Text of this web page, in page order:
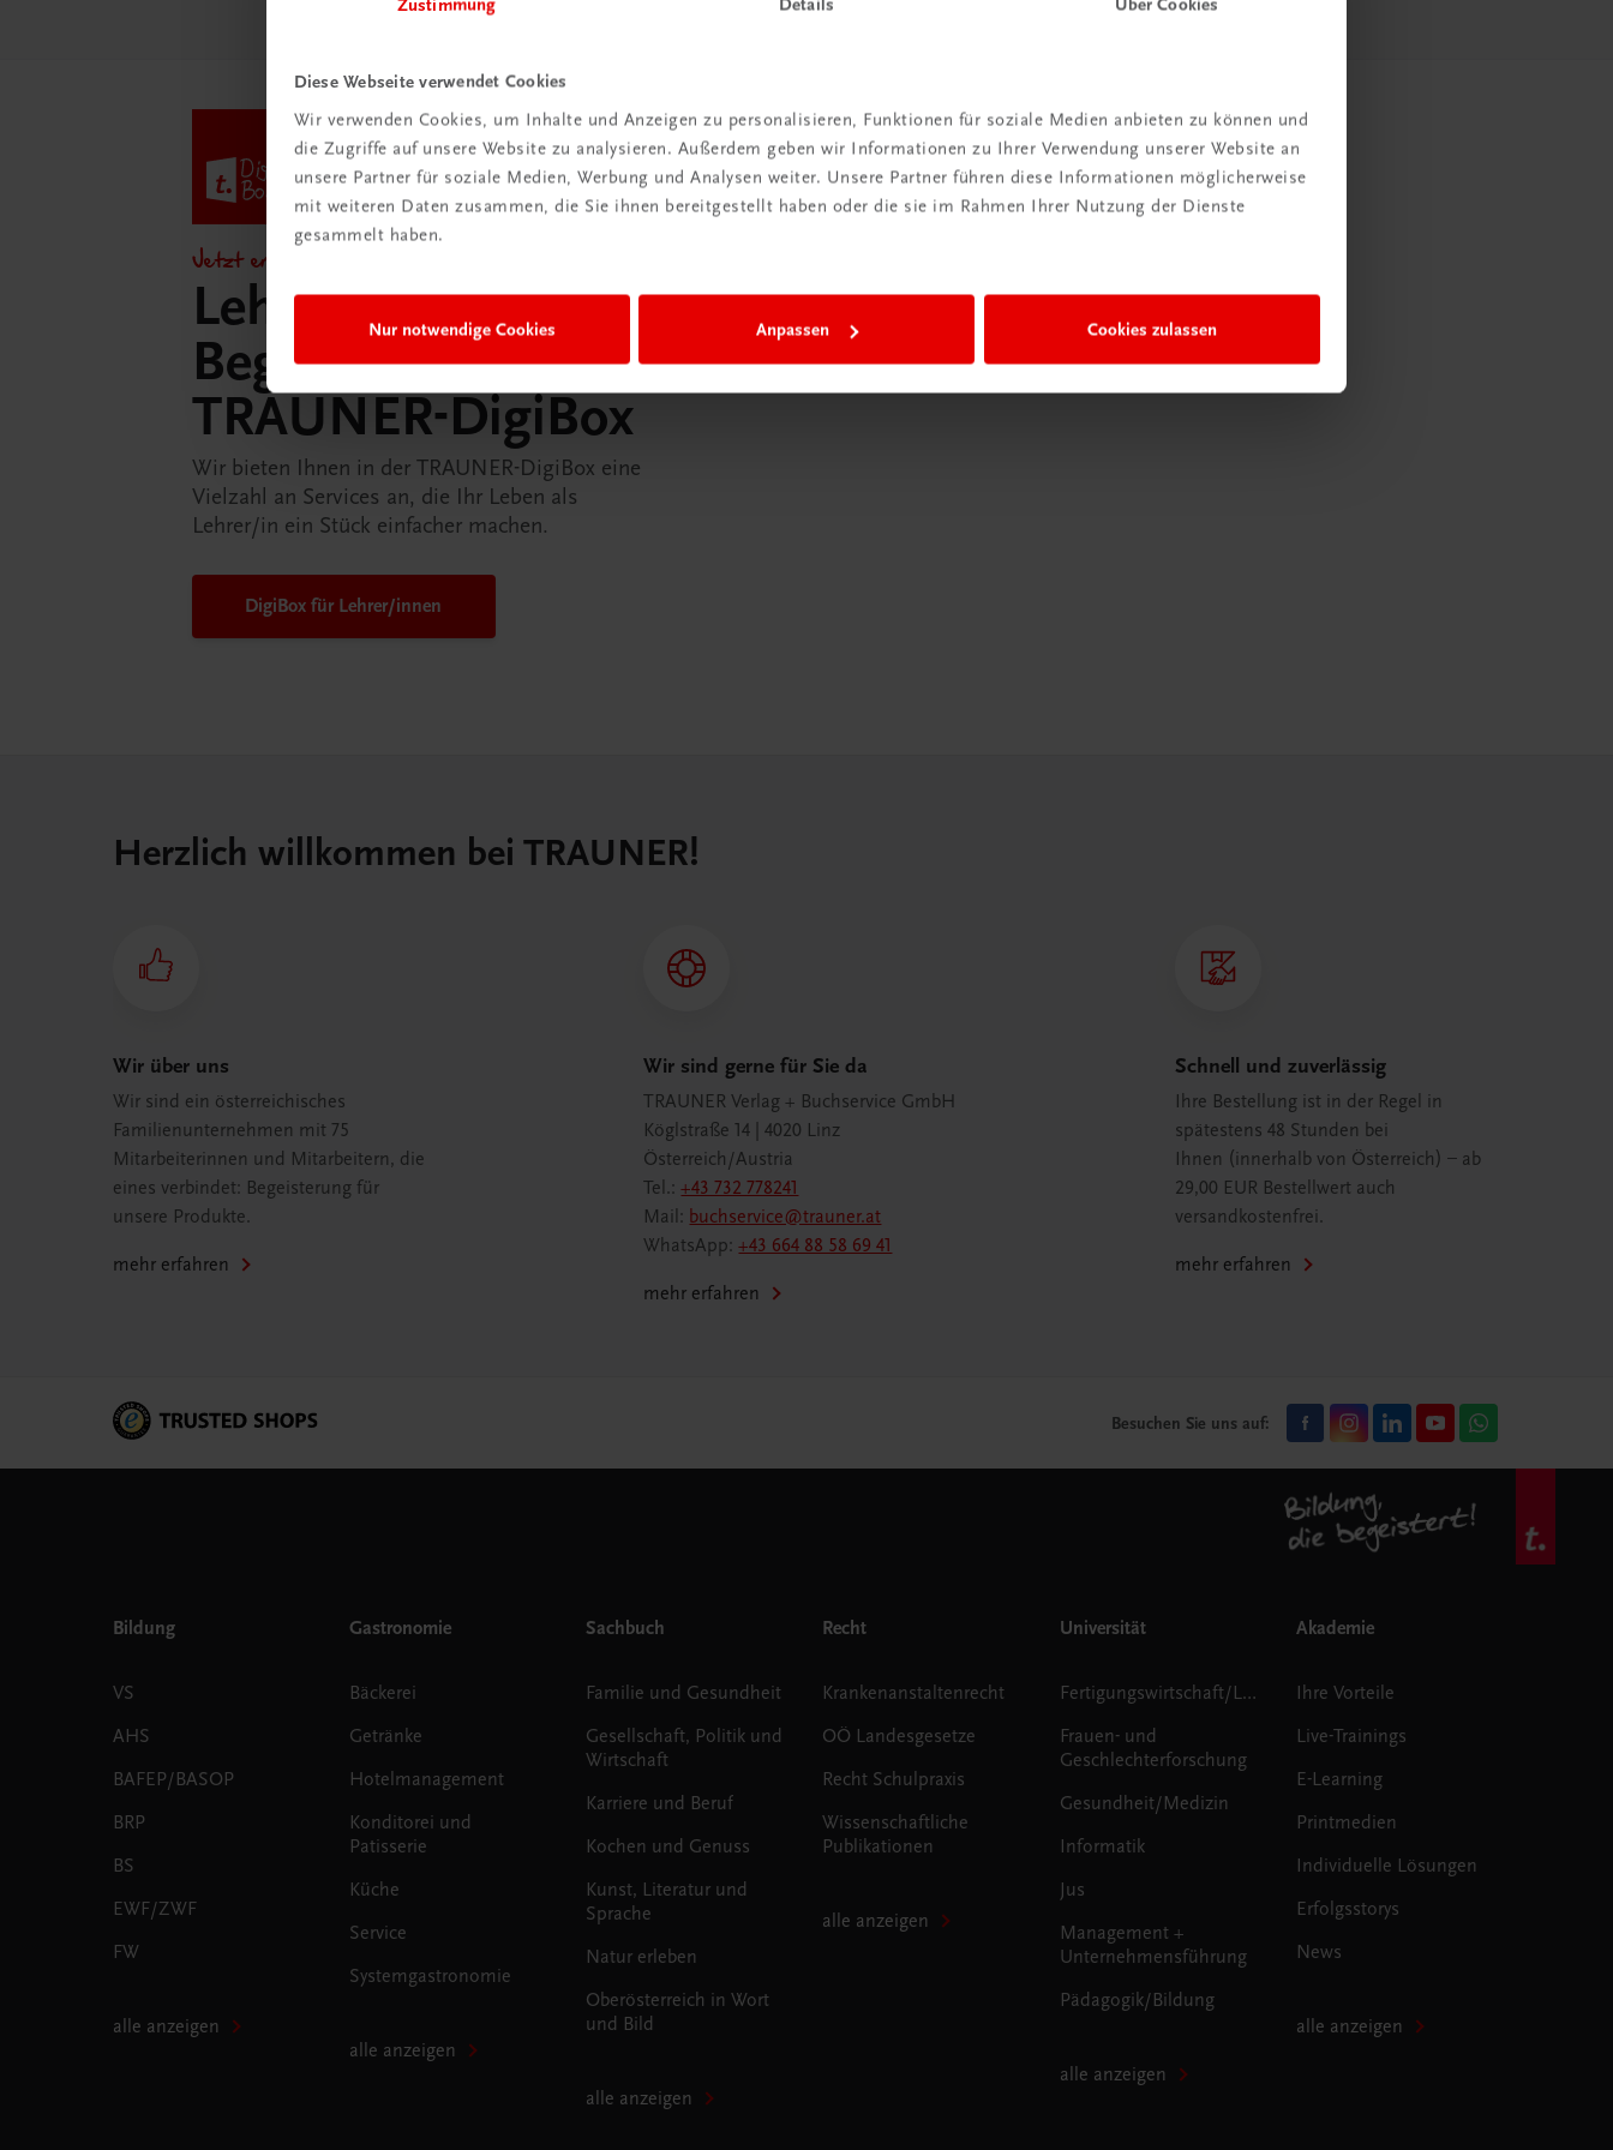
Diese Webseite verwendet Cookies
Wir verwenden Cookies, um Inhalte und Anzeigen zu personalisieren, Funktionen für soziale Medien anbieten zu können und
die Zugriffe auf unsere Website zu analysieren. Außerdem geben wir Informationen zu Ihrer Verwendung unserer Website an
unsere Partner für soziale Medien, Werbung und Analysen weiter. Unsere Partner führen diese Informationen möglicherweise
mit weiteren Daten zusammen, die Sie ihnen bereitgestellt haben oder die sie im Rahmen Ihrer Nutzung der Dienste
gesammelt haben.
Nur notwendige Cookies Anpassen Cookies zulassen
Jetzt entdecken!
Lehrer/innen-
Begleitpakete in der
TRAUNER-DigiBox
Wir bieten Ihnen in der TRAUNER-DigiBox eine
Vielzahl an Services an, die Ihr Leben als
Lehrer/in ein Stück einfacher machen.
DigiBox für Lehrer/innen
Herzlich willkommen bei TRAUNER!
Wir über uns
Wir sind ein österreichisches
Familienunternehmen mit 75
Mitarbeiterinnen und Mitarbeitern, die
eines verbindet: Begeisterung für
unsere Produkte.
mehr erfahren
Wir sind gerne für Sie da
TRAUNER Verlag + Buchservice GmbH
Köglstraße 14 | 4020 Linz
Österreich/Austria
Tel.:+43 732 778241
Mail: buchservice@trauner.at
WhatsApp:+43 664 88 58 69 41
mehr erfahren
Schnell und zuverlässig
Ihre Bestellung ist in der Regel in
spätestens 48 Stunden bei
Ihnen (innerhalb von Österreich) – ab
29,00 EUR Bestellwert auch
versandkostenfrei.
mehr erfahren
Besuchen Sie uns auf:
Bildung
VS
AHS
BAFEP/BASOP
BRP
BS
EWF/ZWF
FW
alle anzeigen
Gastronomie
Bäckerei
Getränke
Hotelmanagement
Konditorei und
Patisserie
Küche
Service
Systemgastronomie
alle anzeigen
Sachbuch
Familie und Gesundheit
Gesellschaft, Politik und
Wirtschaft
Karriere und Beruf
Kochen und Genuss
Kunst, Literatur und
Sprache
Natur erleben
Oberösterreich in Wort
und Bild
alle anzeigen
Recht
Krankenanstaltenrecht
OÖ Landesgesetze
Recht Schulpraxis
Wissenschaftliche
Publikationen
alle anzeigen
Universität
Fertigungswirtschaft/Logistik
Frauen- und
Geschlechterforschung
Gesundheit/Medizin
Informatik
Jus
Management +
Unternehmensführung
Pädagogik/Bildung
alle anzeigen
Akademie
Ihre Vorteile
Live-Trainings
E-Learning
Printmedien
Individuelle Lösungen
Erfolgsstorys
News
alle anzeigen